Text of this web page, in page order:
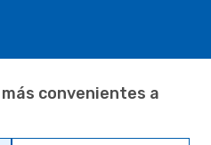
convenientes a